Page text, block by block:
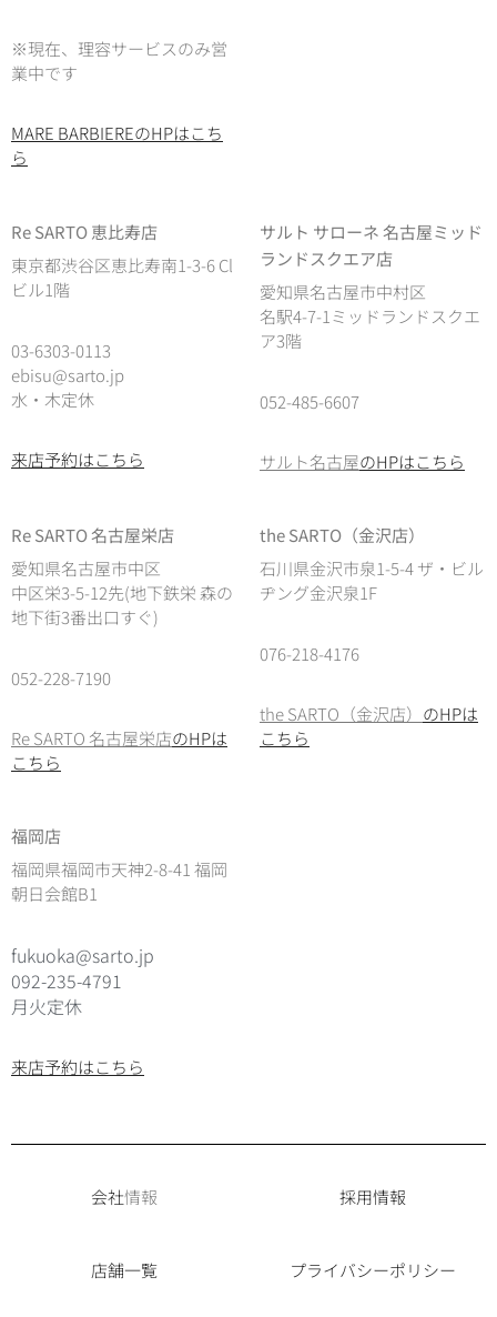
※現在、理容サービスのみ営
業中です
MARE BARBIEREのHPはこち
ら
Re SARTO 恵比寿店
東京都渋谷区恵比寿南1-3-6 Cl
ビル1階
03-6303-0113
ebisu@sarto.jp
水・木定休
来店予約はこちら
サルト サローネ 名古屋ミッド
ランドスクエア店
愛知県名古屋市中村区
名駅4-7-1ミッドランドスクエ
ア3階
052-485-6607
サルト名古屋のHPはこちら
Re SARTO 名古屋栄店
愛知県名古屋市中区
中区栄3-5-12先(地下鉄栄 森の
地下街3番出口すぐ)
052-228-7190
Re SARTO 名古屋栄店のHPは
こちら
the SARTO（金沢店）
石川県金沢市泉1-5-4 ザ・ビル
ヂング金沢泉1F
076-218-4176
the SARTO（金沢店） のHPは
こちら
福岡店
福岡県福岡市天神2-8-41 福岡
朝日会館B1
fukuoka@sarto.jp
092-235-4791
月火定休
来店予約はこちら
会社情報 採用情報
店舗一覧 プライバシーポリシー